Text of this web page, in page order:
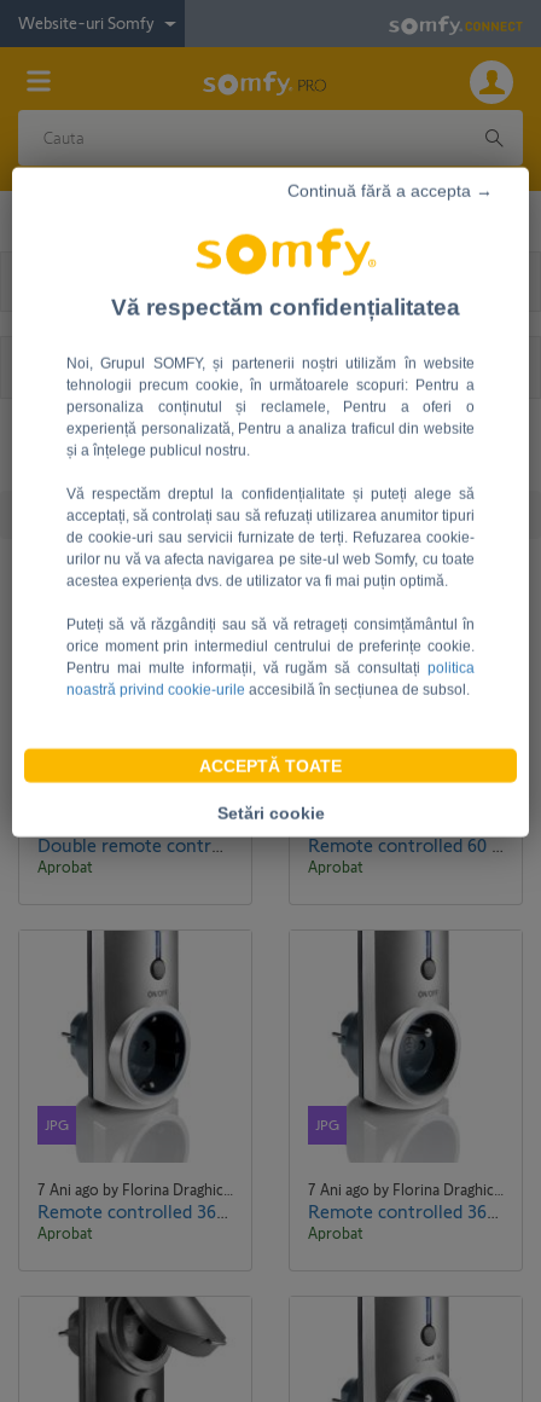
Website-uri Somfy
Filtru/comandă InformaţiiIconiță
Acasă Accesorii Priza
Document
7 Ani ago by Florina Draghici Florina Draghici
Aprobat
JPG
Aprobat
JPG
7 Ani ago by Florina Draghici Florina Draghici
Aprobat
JPG
7 Ani ago by Florina Draghici Florina Draghici
Aprobat
Vă respectăm confidențialitatea
Noi, Grupul SOMFY, și partenerii noștri utilizăm în website
tehnologii precum cookie, în următoarele scopuri: Pentru a
personaliza conținutul și reclamele, Pentru a oferi o
experiență personalizată, Pentru a analiza traficul din website
și a înțelege publicul nostru.
Vă respectăm dreptul la confidențialitate și puteți alege să
acceptați, să controlați sau să refuzați utilizarea anumitor tipuri
de cookie-uri sau servicii furnizate de terți. Refuzarea cookie-
urilor nu vă va afecta navigarea pe site-ul web Somfy, cu toate
acestea experiența dvs. de utilizator va fi mai puțin optimă.
Puteți să vă răzgândiți sau să vă retrageți consimțământul în
orice moment prin intermediul centrului de preferințe cookie.
Pentru mai multe informații, vă rugăm să consultați politica
noastră privind cookie-urile accesibilă în secțiunea de subsol.
Continuă fără a accepta →
ACCEPTĂ TOATE
Setări cookie